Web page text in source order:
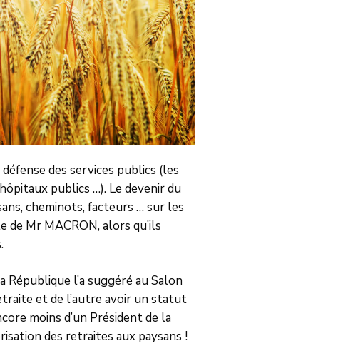
des services publics (les
publics …). Le devenir du
cheminots, facteurs … sur les
Mr MACRON, alors qu’ils
l’a suggéré au Salon
et de l’autre avoir un statut
moins d’un Président de la
des retraites aux paysans !